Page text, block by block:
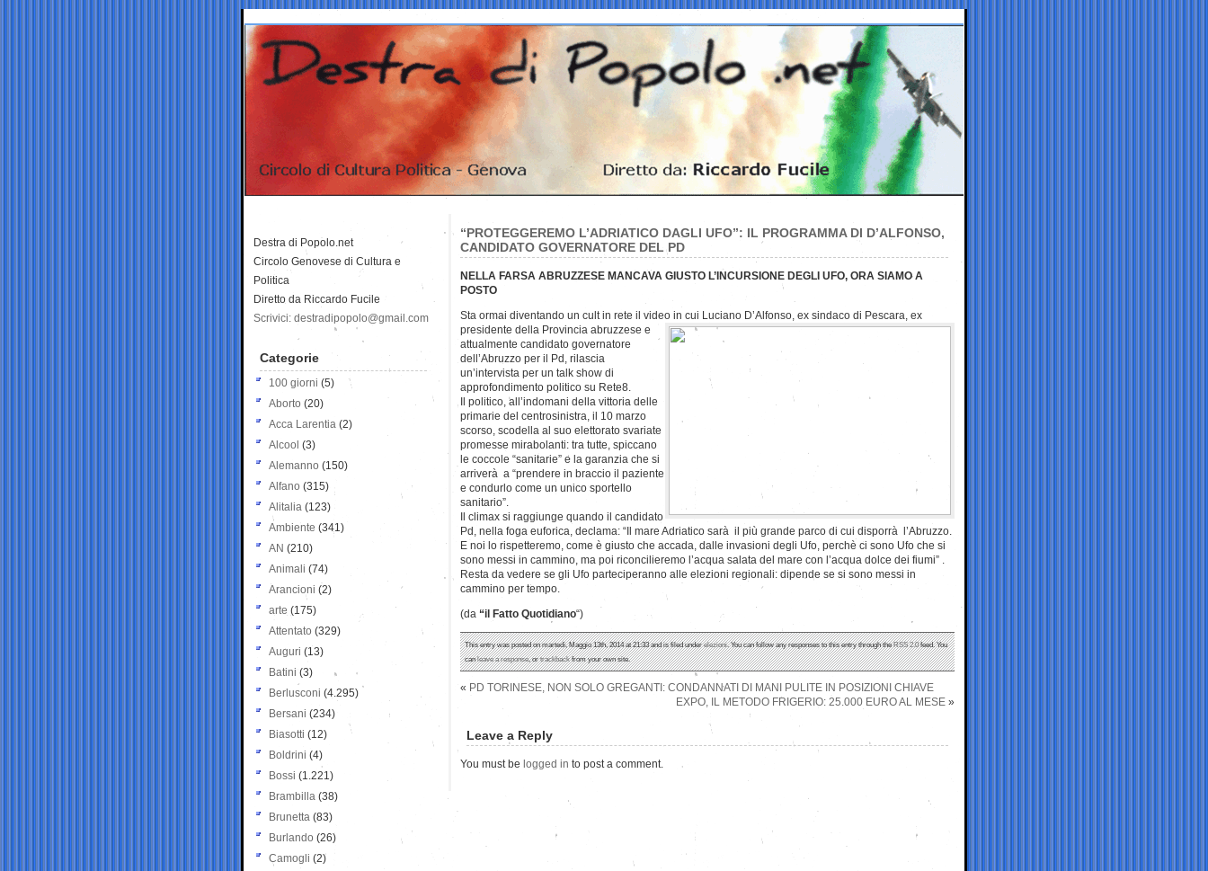
“PROTEGGEREMO L’ADRIATICO DAGLI UFO”: IL PROGRAMMA DI D’ALFONSO,
CANDIDATO GOVERNATORE DEL PD
NELLA FARSA ABRUZZESE MANCAVA GIUSTO L’INCURSIONE DEGLI UFO, ORA SIAMO A
POSTO
Sta ormai diventando un cult in rete il video in cui Luciano D’Alfonso, ex sindaco di Pescara, ex
presidente della Provincia abruzzese e
attualmente candidato governatore
dell’Abruzzo per il Pd, rilascia
un’intervista per un talk show di
approfondimento politico su Rete8.
Il politico, all’indomani della vittoria delle
primarie del centrosinistra, il 10 marzo
scorso, scodella al suo elettorato svariate
promesse mirabolanti: tra tutte, spiccano
le coccole “sanitarie” e la garanzia che si
arriverà a “prendere in braccio il paziente
e condurlo come un unico sportello
sanitario”.
Il climax si raggiunge quando il candidato
Pd, nella foga euforica, declama: “Il mare Adriatico sarà il più grande parco di cui disporrà l’Abruzzo.
E noi lo rispetteremo, come è giusto che accada, dalle invasioni degli Ufo, perchè ci sono Ufo che si
sono messi in cammino, ma poi riconcilieremo l’acqua salata del mare con l’acqua dolce dei fiumi” .
Resta da vedere se gli Ufo parteciperanno alle elezioni regionali: dipende se si sono messi in
cammino per tempo.
(da “il Fatto Quotidiano“)
This entry was posted on martedì, Maggio 13th, 2014 at 21:33 and is filed underelezioni. You can follow any responses to this entry through theRSS 2.0feed. You
canleave a response, ortrackbackfrom your own site.
« PD TORINESE, NON SOLO GREGANTI: CONDANNATI DI MANI PULITE IN POSIZIONI CHIAVE
EXPO, IL METODO FRIGERIO: 25.000 EURO AL MESE »
Leave a Reply
You must be logged in to post a comment.
Destra di Popolo.net
Circolo Genovese di Cultura e
Politica
Diretto da Riccardo Fucile
Scrivici: destradipopolo@gmail.com
Categorie
100 giorni (5)
Aborto (20)
Acca Larentia (2)
Alcool (3)
Alemanno (150)
Alfano (315)
Alitalia (123)
Ambiente (341)
AN (210)
Animali (74)
Arancioni (2)
arte (175)
Attentato (329)
Auguri (13)
Batini (3)
Berlusconi (4.295)
Bersani (234)
Biasotti (12)
Boldrini (4)
Bossi (1.221)
Brambilla (38)
Brunetta (83)
Burlando (26)
Camogli (2)